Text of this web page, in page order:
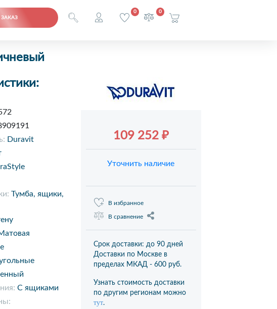
ЗАКАЗ
0 0
Duravit
Тумба, ящики,
С ящиками
109 252 ₽
Уточнить наличие
В избранное
В сравнение
Срок доставки: до 90 дней
Доставки по Москве в
пределах МКАД - 600 руб.
Узнать стоимость доставки
по другим регионам можно
тут.